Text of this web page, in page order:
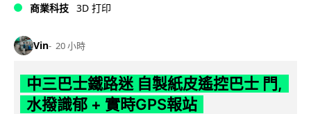
商業科技 3D 打印
Vin 20 小時
中三巴士鐵路迷 自製紙皮遙控巴士 門,
水撥識郁 + 實時GPS報站